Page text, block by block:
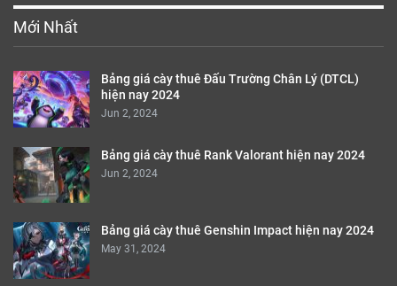
Mới Nhất
Bảng giá cày thuê Đấu Trường Chân Lý (DTCL)
hiện nay 2024
Jun 2, 2024
Bảng giá cày thuê Rank Valorant hiện nay 2024
Jun 2, 2024
Bảng giá cày thuê Genshin Impact hiện nay 2024
May 31, 2024